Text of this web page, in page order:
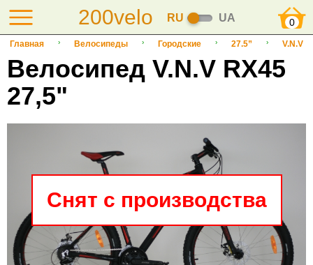
200velo RU UA 0
Главная Велосипеды Городские 27.5” V.N.V
Велосипед V.N.V RX45
27,5"
Снят с производства